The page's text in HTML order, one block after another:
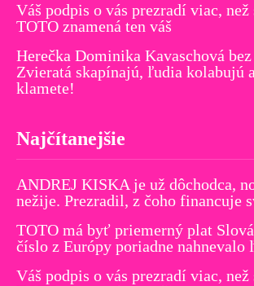
Váš podpis o vás prezradí viac,
TOTO znamená ten váš
Herečka Dominika Kavaschová
Zvieratá skapínajú, ľudia kolabujú
klamete!
Najčítanejšie
ANDREJ KISKA je už dôchodca,
nežije. Prezradil, z čoho financuje
TOTO má byť priemerný plat
číslo z Európy poriadne nahnevalo
Váš podpis o vás prezradí viac,